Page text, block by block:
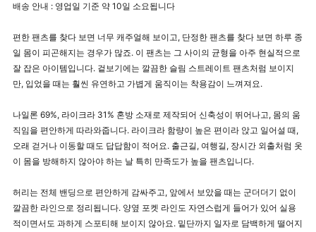
배송 안내 : 영업일 기준 약 10일 소요됩니다
편한 팬츠를 찾다 보면 너무 캐주얼해 보이고, 단정한 팬츠를 찾다 보면 하루 종
일 몸이 피곤해지는 경우가 많죠. 이 팬츠는 그 사이의 균형을 아주 현실적으로
잘 잡은 아이템입니다. 겉보기에는 깔끔한 슬림 스트레이트 팬츠처럼 보이지
만, 입었을 때는 훨씬 유연하고 가볍게 움직이는 착용감이 느껴져요.
나일론 69%, 라이크라 31% 혼방 소재로 제작되어 신축성이 뛰어나고, 몸의 움
직임을 편안하게 따라와줍니다. 라이크라 함량이 높은 편이라 앉고 일어설 때,
오래 걷거나 이동할 때도 답답함이 적어요. 출근길, 여행길, 장시간 외출처럼 옷
이 몸을 방해하지 않아야 하는 날 특히 만족도가 높을 팬츠입니다.
허리는 전체 밴딩으로 편안하게 감싸주고, 앞에서 보았을 때는 군더더기 없이
깔끔한 라인으로 정리됩니다. 양옆 포켓 라인도 자연스럽게 들어가 있어 실용
적이면서도 과하게 스포티해 보이지 않아요. 밑단까지 일자로 담백하게 떨어지